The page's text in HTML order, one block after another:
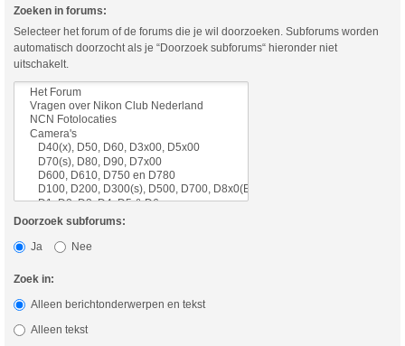
Zoeken in forums:
Selecteer het forum of de forums die je wil doorzoeken. Subforums worden
automatisch doorzocht als je “Doorzoek subforums“ hieronder niet
uitschakelt.
Doorzoek subforums:
Ja
Nee
Zoek in:
Alleen berichtonderwerpen en tekst
Alleen tekst